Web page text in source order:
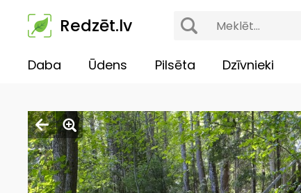
Redzēt.lv
Daba Ūdens Pilsēta Dzīvnieki